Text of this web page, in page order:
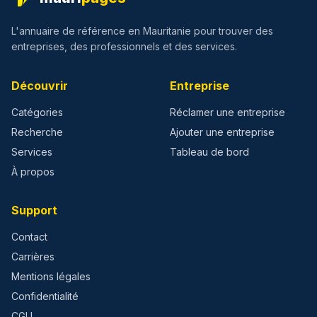
L'annuaire de référence en Mauritanie pour trouver des
entreprises, des professionnels et des services.
Découvrir
Catégories
Recherche
Services
À propos
Entreprise
Réclamer une entreprise
Ajouter une entreprise
Tableau de bord
Support
Contact
Carrières
Mentions légales
Confidentialité